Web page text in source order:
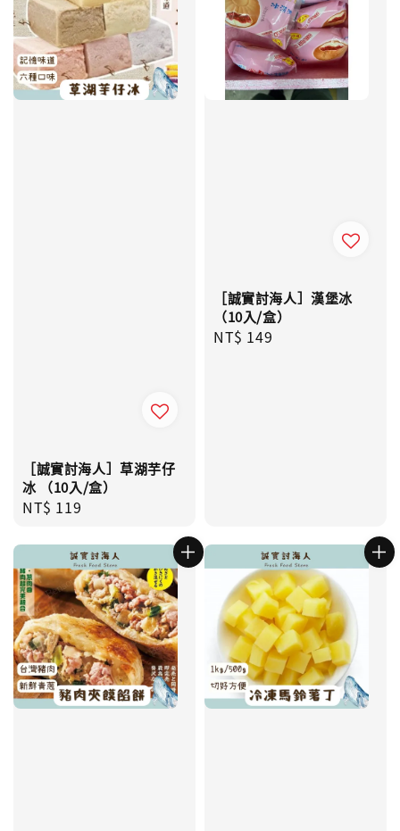
［誠實討海人］草湖芋仔
冰 （10入/盒）
Regular
NT$ 119
［誠實討海人］漢堡冰
（10入/盒）
Regular
NT$ 149